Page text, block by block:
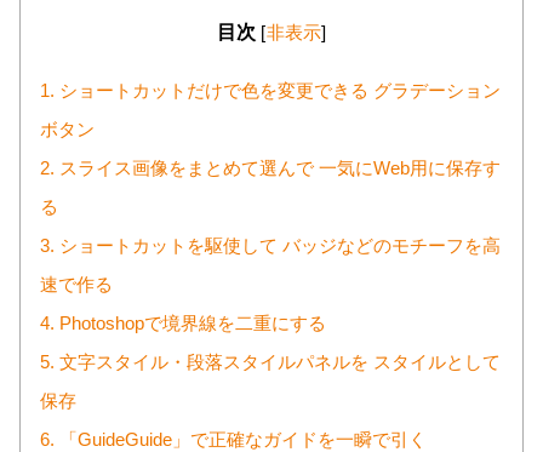
目次 [非表示]
1. ショートカットだけで色を変更できる グラデーション
ボタン
2. スライス画像をまとめて選んで 一気にWeb用に保存す
る
3. ショートカットを駆使して バッジなどのモチーフを高
速で作る
4. Photoshopで境界線を二重にする
5. 文字スタイル・段落スタイルパネルを スタイルとして
保存
6. 「GuideGuide」で正確なガイドを一瞬で引く